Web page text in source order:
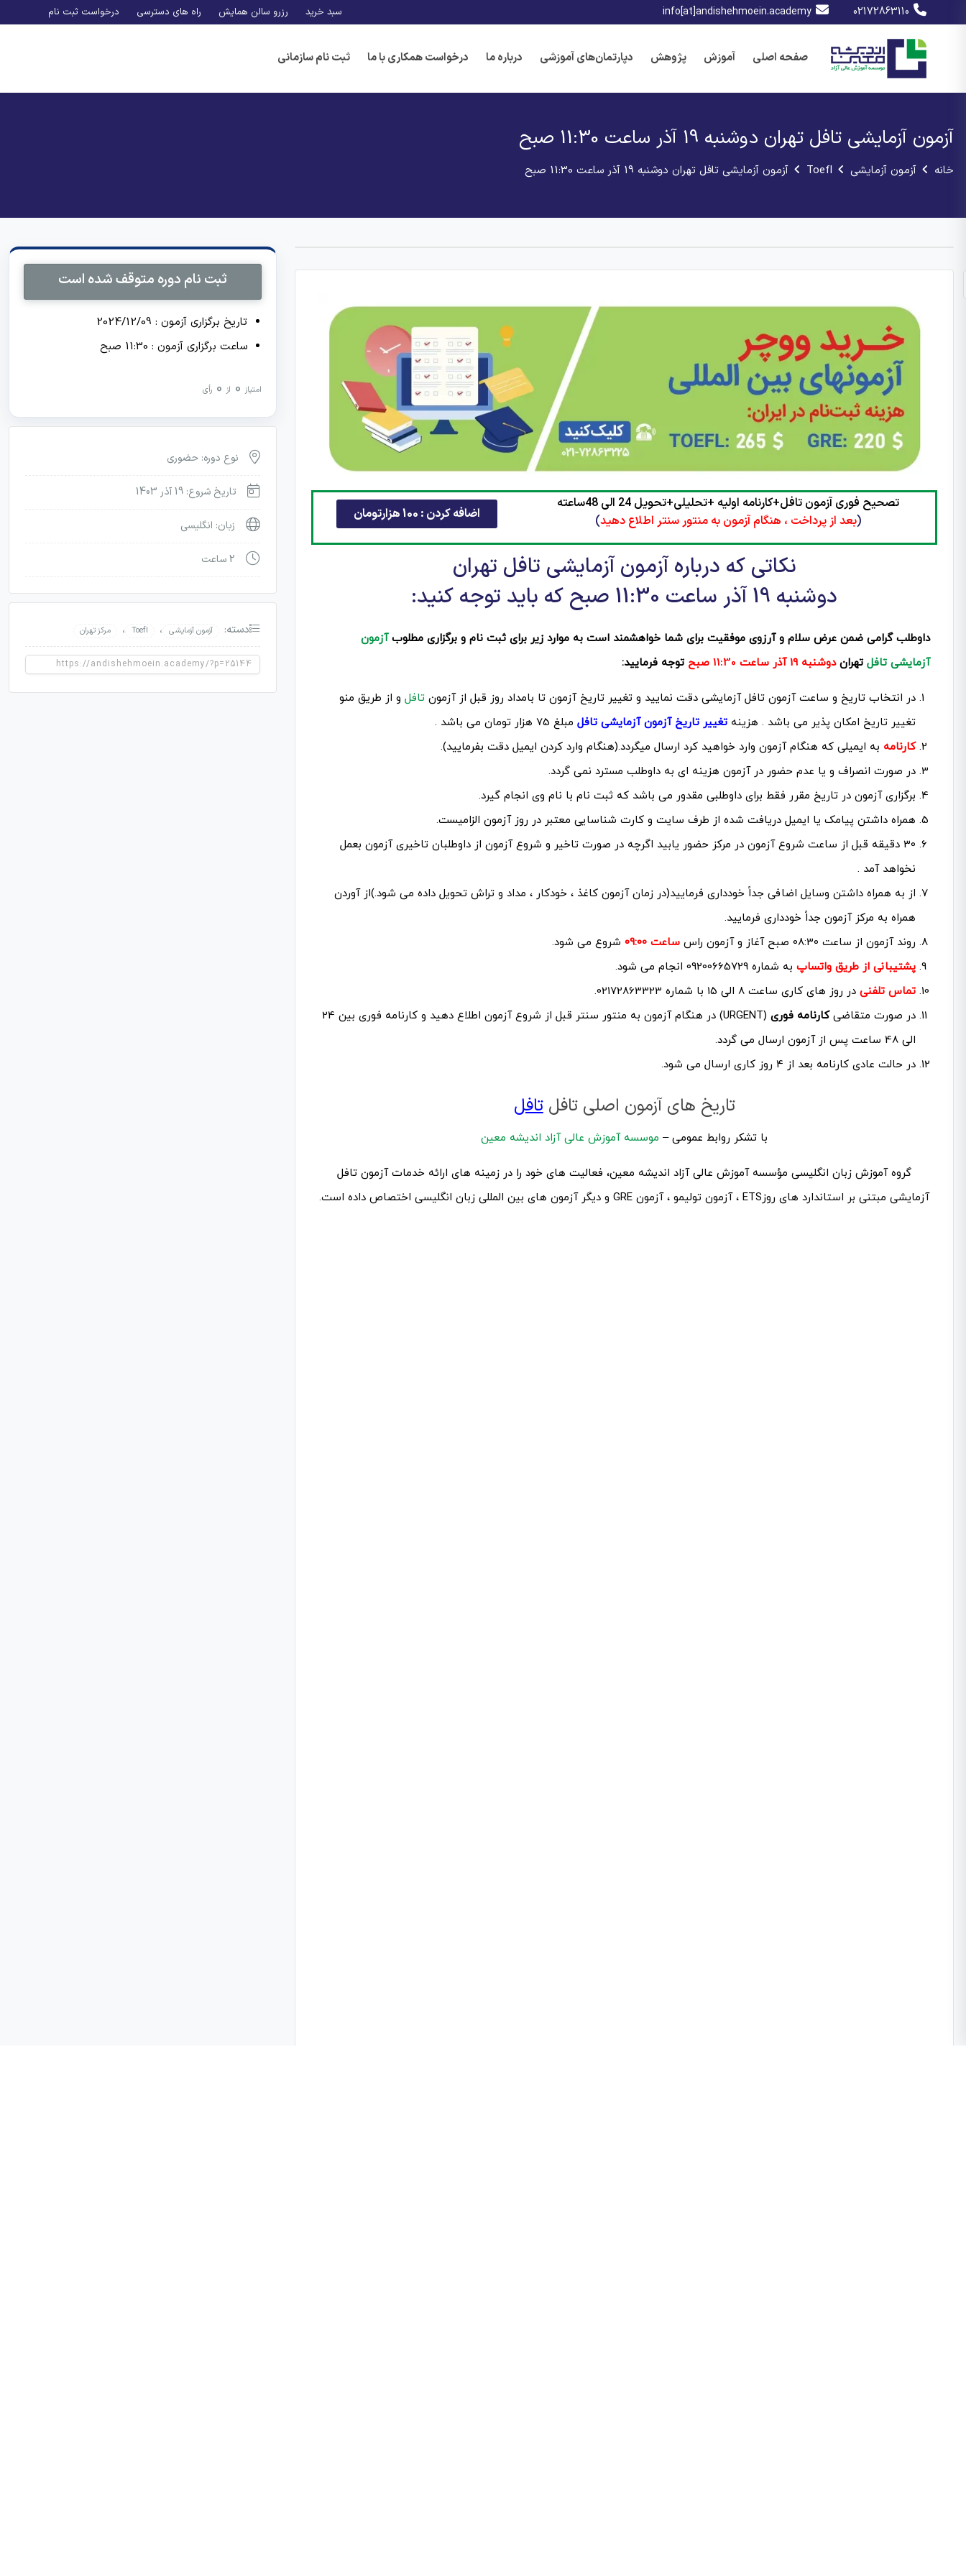
02172863110
info[at]andishehmoein.academy سبد خرید رزرو سالن همایش راه های دسترسی درخواست ثبت نام
صفحه اصلی آموزش پژوهش دپارتمان‌های آموزشی درباره ما درخواست همکاری با ما ثبت نام سازمانی
آزمون آزمایشی تافل تهران دوشنبه 19 آذر ساعت 11:30 صبح
خانه آزمون آزمایشی Toefl آزمون آزمایشی تافل تهران دوشنبه 19 آذر ساعت 11:30 صبح
تصحیح فوری آزمون تافل+کارنامه اولیه +تحلیلی+تحویل 24 الی 48ساعته
(بعد از پرداخت ، هنگام آزمون به منتور سنتر اطلاع دهید) اضافه کردن : 100 هزارتومان
نکاتی که درباره آزمون آزمایشی تافل تهران
دوشنبه 19 آذر ساعت 11:30 صبح که باید توجه کنید:
داوطلب گرامی ضمن عرض سلام و آرزوی موفقیت برای شما خواهشمند است به موارد زیر برای ثبت نام و برگزاری مطلوبآزمون
آزمایشی تافلتهراندوشنبه 19 آذر ساعت 11:30صبح توجه فرمایید:
در انتخاب تاریخ و ساعت آزمون تافل آزمایشی دقت نمایید و تغییر تاریخ آزمون تا بامداد روز قبل از آزمون تافلو از طریق منو
تغییر تاریخ امکان پذیر می باشد . هزینه تغییر تاریخ آزمون آزمایشی تافلمبلغ 75 هزار تومان می باشد .
کارنامه به ایمیلی که هنگام آزمون وارد خواهید کرد ارسال میگردد.(هنگام وارد کردن ایمیل دقت بفرمایید).
در صورت انصراف و یا عدم حضور در آزمون هزینه ای به داوطلب مسترد نمی گردد.
برگزاری آزمون در تاریخ مقرر فقط برای داوطلبی مقدور می باشد که ثبت نام با نام وی انجام گیرد.
همراه داشتن پیامک یا ایمیل دریافت شده از طرف سایت و کارت شناسایی معتبر در روز آزمون الزامیست.
30 دقیقه قبل از ساعت شروع آزمون در مركز حضور یابید اگرچه در صورت تاخیر و شروع آزمون از داوطلبان تاخیری آزمون بعمل
نخواهد آمد .
از به همراه داشتن وسایل اضافی جداً خودداری فرمایید(در زمان آزمون کاغذ ، خودکار ، مداد و تراش تحویل داده می شود.)از آوردن
همراه به مركز آزمون جداً خودداری فرمایید.
روند آزمون از ساعت 08:30 صبح آغاز و آزمون راس
ساعت 09:00
شروع می شود.
پشتیبانی از طریق واتساپبه شماره 09200665729 انجام می شود.
تماس تلفنیدر روز های کاری ساعت 8 الی 15 با شماره 02172863323.
در صورت متقاضیکارنامه فوری
(URGENT) در هنگام آزمون به منتور سنتر قبل از شروع آزمون اطلاع دهید و کارنامه فوری بین 24
الی 48 ساعت پس از آزمون ارسال می گردد.
در حالت عادی کارنامه بعد از 4 روز کاری ارسال می شود.
تاریخ های آزمون اصلی تافلتافل
با تشکر روابط عمومی – موسسه آموزش عالی آزاد اندیشه معین
گروه آموزش زبان انگلیسی مؤسسه آموزش عالی آزاد اندیشه معین، فعالیت‌ های خود را در زمینه‌ های ارائه خدمات آزمون تافل
آزمایشی مبتنی بر استاندارد های روزETS ، آزمون تولیمو ، آزمون GRE و دیگر آزمون های بین المللی زبان انگلیسی اختصاص داده است.
ثبت نام دوره متوقف شده است
تاریخ برگزاری آزمون : 2024/12/09
ساعت برگزاری آزمون : 11:30 صبح
امتیاز 0 از 0 رأی
نوع دوره: حضوری
تاریخ شروع: 19 آذر 1403
زبان: انگلیسی
2 ساعت
دسته: آزمون آزمایشی ، Toefl ، مرکز تهران